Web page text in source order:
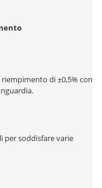
di ±0,5% con
per soddisfare varie